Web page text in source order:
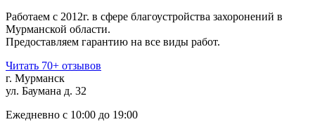
Работаем с 2012г. в сфере благоустройства захоронений в
Мурманской области.
Предоставляем гарантию на все виды работ.
Читать 70+ отзывов
г. Мурманск
ул. Баумана д. 32
Ежедневно с 10:00 до 19:00